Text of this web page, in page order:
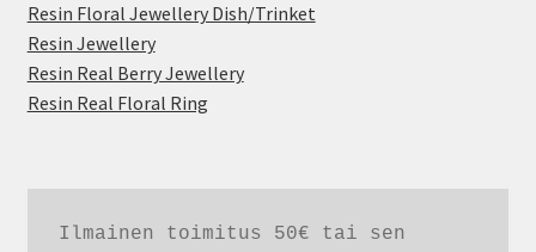
Resin Floral Jewellery Dish/Trinket
Resin Jewellery
Resin Real Berry Jewellery
Resin Real Floral Ring
Ilmainen toimitus 50€ tai sen